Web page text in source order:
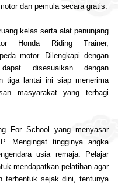
dan pemula secara gratis.
kelas serta alat penunjang
Honda RidingTrainer,
motor. Dilengkapi dengan
disesuaikan dengan
tiga lantai ini siap menerima
masyarakat yang terbagi
For School yang menyasar
Mengingat tingginya angka
usia remaja. Pelajar
mendapatkan pelatihan agar
terbentuk sejak dini, tentunya